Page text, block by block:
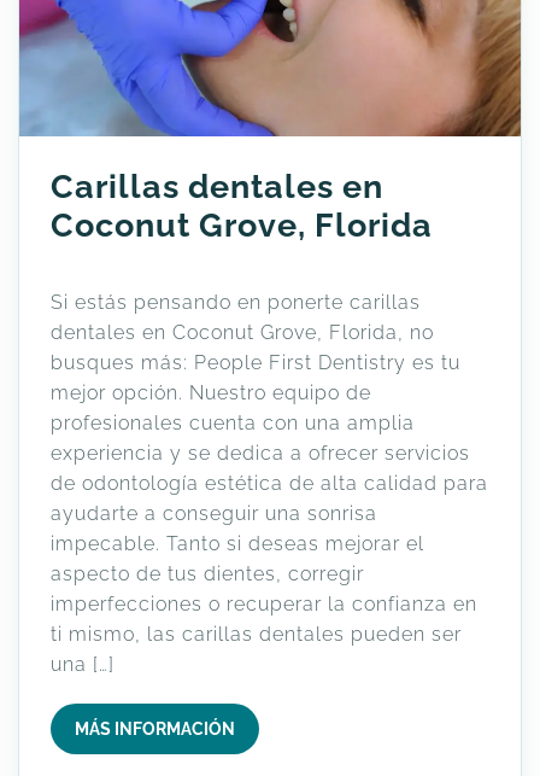
Carillas dentales en
Coconut Grove, Florida
Si estás pensando en ponerte carillas
dentales en Coconut Grove, Florida, no
busques más: People First Dentistry es tu
mejor opción. Nuestro equipo de
profesionales cuenta con una amplia
experiencia y se dedica a ofrecer servicios
de odontología estética de alta calidad para
ayudarte a conseguir una sonrisa
impecable. Tanto si deseas mejorar el
aspecto de tus dientes, corregir
imperfecciones o recuperar la confianza en
ti mismo, las carillas dentales pueden ser
una […]
MÁS INFORMACIÓN